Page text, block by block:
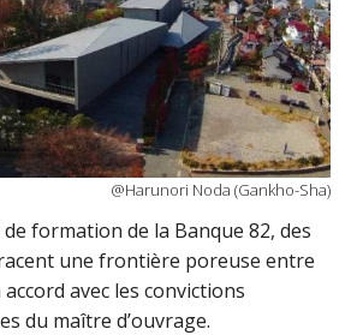
@Harunori Noda (Gankho-Sha)
formation de la Banque 82, des
une frontière poreuse entre
avec les convictions
du maître d’ouvrage.